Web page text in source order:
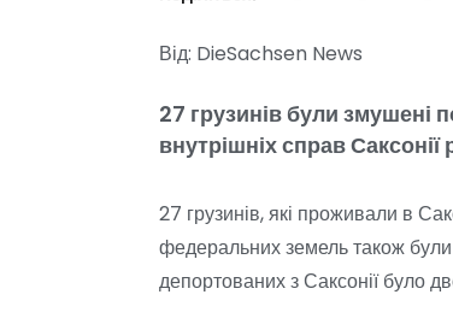
Від: DieSachsen News
27 грузинів були змушені
внутрішніх справ
27 грузинів, які проживали в
федеральних земель також були
депортованих з Саксонії було